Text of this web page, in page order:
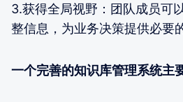
3.获得全局视野：团队成员可
整信息，为业务决策提供必要
一个完善的知识库管理系统主